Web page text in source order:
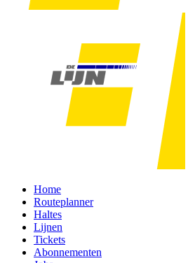
Home
Routeplanner
Haltes
Lijnen
Tickets
Abonnementen